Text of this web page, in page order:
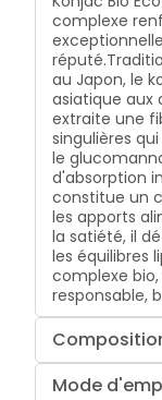
complexe
au Japon, le
asiatique aux
extraite une
singulières
le
d'absorption
constitue un
les apports
la satiété, il
les équilibres
complexe
responsable,
Mode